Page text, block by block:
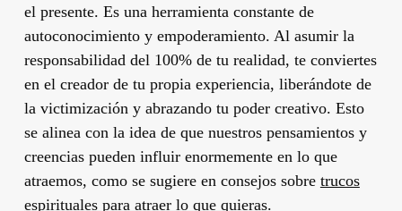
el presente. Es una herramienta constante de
autoconocimiento y empoderamiento. Al asumir la
responsabilidad del 100% de tu realidad, te conviertes
en el creador de tu propia experiencia, liberándote de
la victimización y abrazando tu poder creativo. Esto
se alinea con la idea de que nuestros pensamientos y
creencias pueden influir enormemente en lo que
atraemos, como se sugiere en consejos sobre trucos
espirituales para atraer lo que quieras.